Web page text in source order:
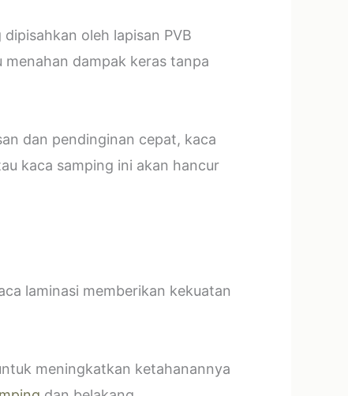
oleh lapisan PVB
dampak keras tanpa
dan pendinginan cepat, kaca
kaca samping ini akan hancur
laminasi memberikan kekuatan
meningkatkan ketahanannya